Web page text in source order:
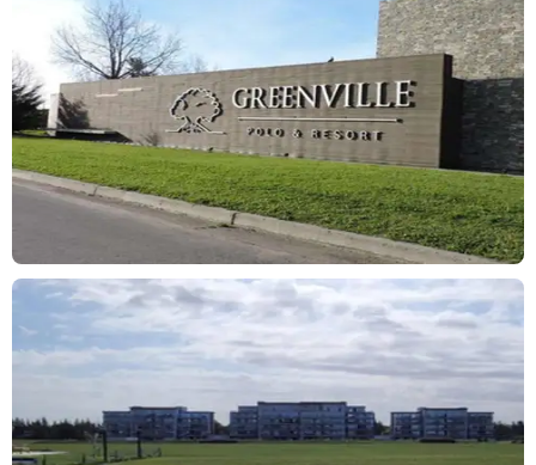
minutos de la Capital Federal por la autopista Buenos Aires - La
* Greenville Polo & Resort cuenta con 130 hectáreas rodeadas de
arboleda y un lago que fueron parte de la famosa Estancia Abril
de estilo Francés.
* Quien elige vivir en Greenville no solo elige la vida de barrio
privado sino las comodidades y servicios de hotel.
Ante cualquier otra consulta no dude en ponerse en contacto y/o
solicitar una visita.